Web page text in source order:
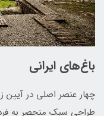
باغ‌های ایرانی
چهار عنصر اصلی در آیین
طراحی سبک منحصر به